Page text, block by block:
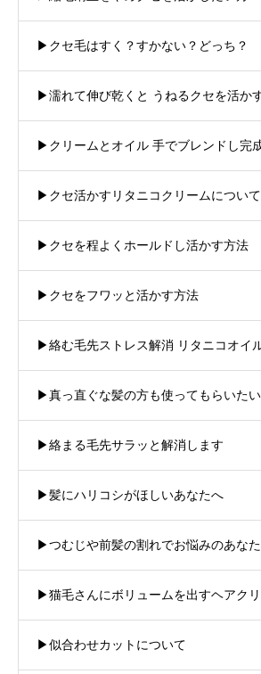
▶︎クセ毛はすく？すかない？どっち？
▶︎濡れて伸び乾くと うねるクセを活か
▶︎クリームとオイル 手でブレンドし完
▶︎クセ活かすリタニコクリームについて
▶︎クセを程よくホールドし活かす方法
▶︎クセをフワッと活かす方法
▶︎絡む毛先ストレス解消 リタニコオイ
▶︎真っ直ぐな髪の方も使ってもらいたい
▶︎絡まる毛先サラッと解消します
▶︎髪にハリコシがほしいあなたへ
▶︎つむじや前髪の割れでお悩みのあな
▶︎猫毛さんにボリュームを出すヘアク
▶︎似合わせカットについて